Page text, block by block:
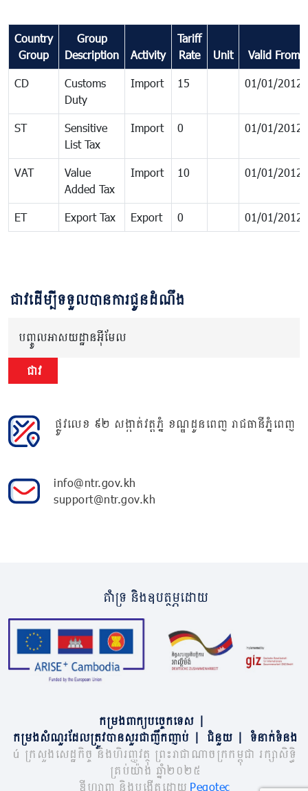
Country
Group
Group
Description
Activity
Tariff
Rate
Unit Valid From
CD
Customs
Duty
Import 15 01/01/2012
ST
Sensitive
List Tax
Import 0 01/01/2012
VAT
Value
Added Tax
Import 10 01/01/2012
ET Export Tax Export 0 01/01/2012
ជាវដើម្បីទទួលបានការជូនដំណឹង
បញ្ចូលអាសយដ្ឋានអ៊ីមែល
ជាវ
ផ្លូវលេខ ៩២ សង្កាត់វត្តភ្នំ ខណ្ឌដូនពេញ រាជធានីភ្នំពេញ
info@ntr.gov.kh
support@ntr.gov.kh
គាំទ្រ និងឧបត្ថម្ភដោយ
កម្រងពាក្យបច្ចេកទេស
កម្រងសំណួរដែលត្រូវបានសួរជាញឹកញាប់
ជំនួយ
ទំនាក់ទំនង
© ក្រសួងសេដ្ឋកិច្ច និងហិរញ្ញវត្ថុ ព្រះរាជាណាចក្រកម្ពុជា រក្សាសិទ្ធិ
គ្រប់យ៉ាង ឆ្នាំ២០២៥
ឌីហ្សាញ និងបង្កើតដោយ Pegotec